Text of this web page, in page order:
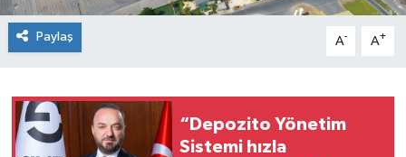
Paylaş A- A+
“Depozito Yönetim
Sistemi hızla